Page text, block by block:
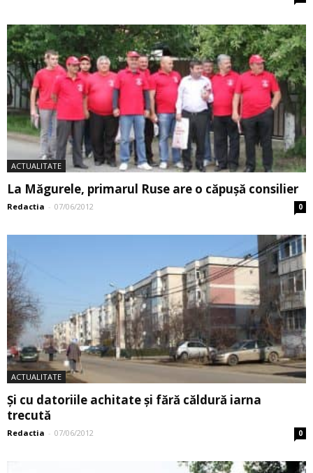
ACTUALITATE
La Măgurele, primarul Ruse are o căpușă consilier
Redactia - 07/06/2012 0
ACTUALITATE
Și cu datoriile achitate și fără căldură iarna
trecută
Redactia - 07/06/2012 0